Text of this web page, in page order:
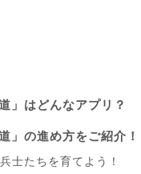
」はどんなアプリ？
」の進め方をご紹介！
士たちを育てよう！